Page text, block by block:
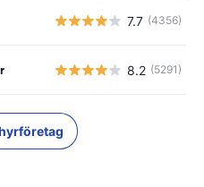
7.7 (4356)
8.2 (5291)